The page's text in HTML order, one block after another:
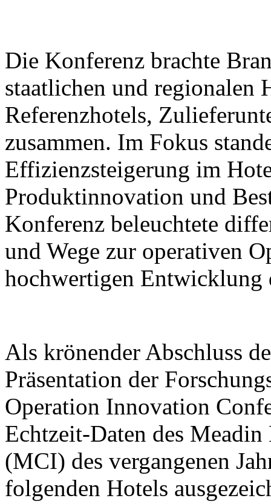
Die Konferenz brachte
staatlichen und regionalen
Referenzhotels,
zusammen. Im Fokus
Effizienzsteigerung im
Produktinnovation und
Konferenz beleuchtete
und Wege zur operativen
hochwertigen Entwicklung
Als krönender Abschluss
Präsentation der
Operation Innovation
Echtzeit-Daten des
(MCI) des vergangenen
folgenden Hotels